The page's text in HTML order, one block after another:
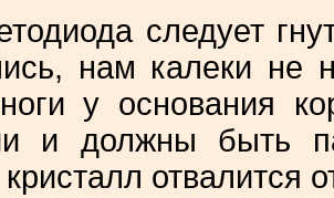
следует
нам калеки не
у основания
и должны быть
отвалится